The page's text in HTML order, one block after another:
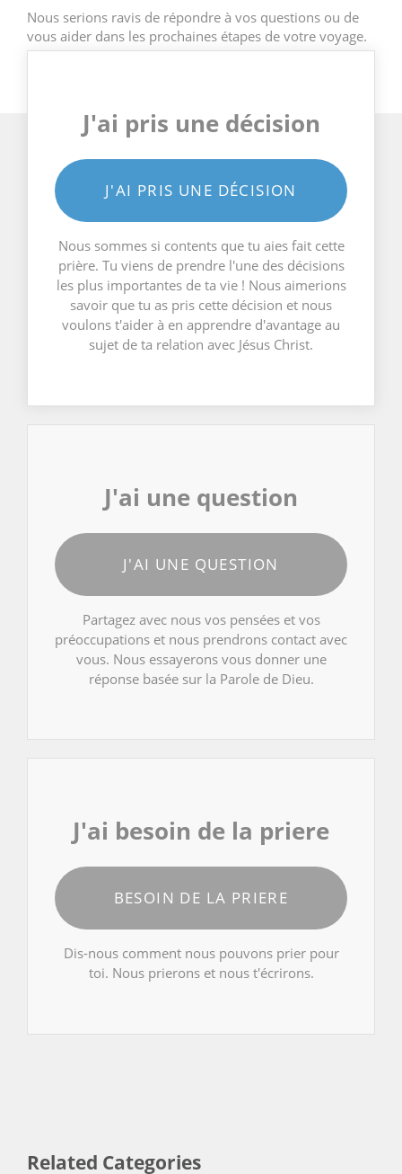
Nous serions ravis de répondre à vos questions ou de
vous aider dans les prochaines étapes de votre voyage.
J'ai pris une décision
J'AI PRIS UNE DÉCISION
Nous sommes si contents que tu aies fait cette
prière. Tu viens de prendre l'une des décisions
les plus importantes de ta vie ! Nous aimerions
savoir que tu as pris cette décision et nous
voulons t'aider à en apprendre d'avantage au
sujet de ta relation avec Jésus Christ.
J'ai une question
J'AI UNE QUESTION
Partagez avec nous vos pensées et vos
préoccupations et nous prendrons contact avec
vous. Nous essayerons vous donner une
réponse basée sur la Parole de Dieu.
J'ai besoin de la priere
BESOIN DE LA PRIERE
Dis-nous comment nous pouvons prier pour
toi. Nous prierons et nous t'écrirons.
Related Categories